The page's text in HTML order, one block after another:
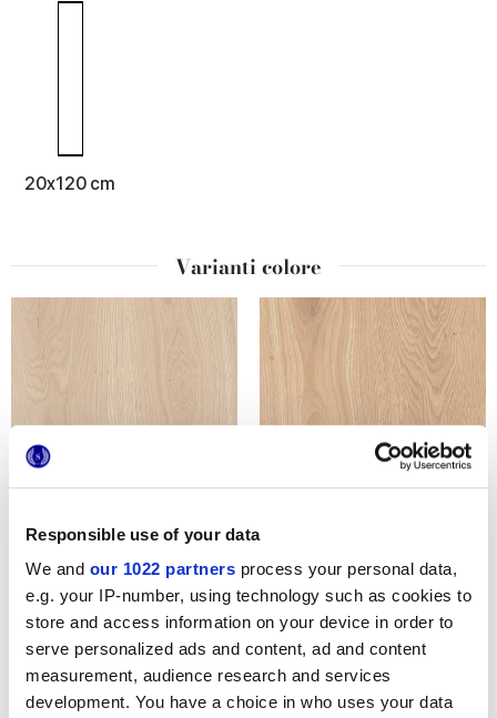
Responsible use of your data
We and our 1022 partners process your personal data,
e.g. your IP-number, using technology such as cookies to
store and access information on your device in order to
serve personalized ads and content, ad and content
measurement, audience research and services
development. You have a choice in who uses your data
20x120 cm
Varianti colore
ELISIR AVORIO